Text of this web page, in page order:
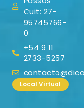
Cuit: 27-
95745766-
0
+54 9 11
2733-5257
Local Virtual